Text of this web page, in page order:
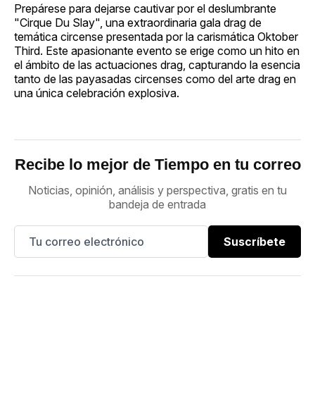
Prepárese para dejarse cautivar por el deslumbrante
"Cirque Du Slay", una extraordinaria gala drag de
temática circense presentada por la carismática Oktober
Third. Este apasionante evento se erige como un hito en
el ámbito de las actuaciones drag, capturando la esencia
tanto de las payasadas circenses como del arte drag en
una única celebración explosiva.
Recibe lo mejor de Tiempo en tu correo
Noticias, opinión, análisis y perspectiva, gratis en tu
bandeja de entrada
Suscríbete